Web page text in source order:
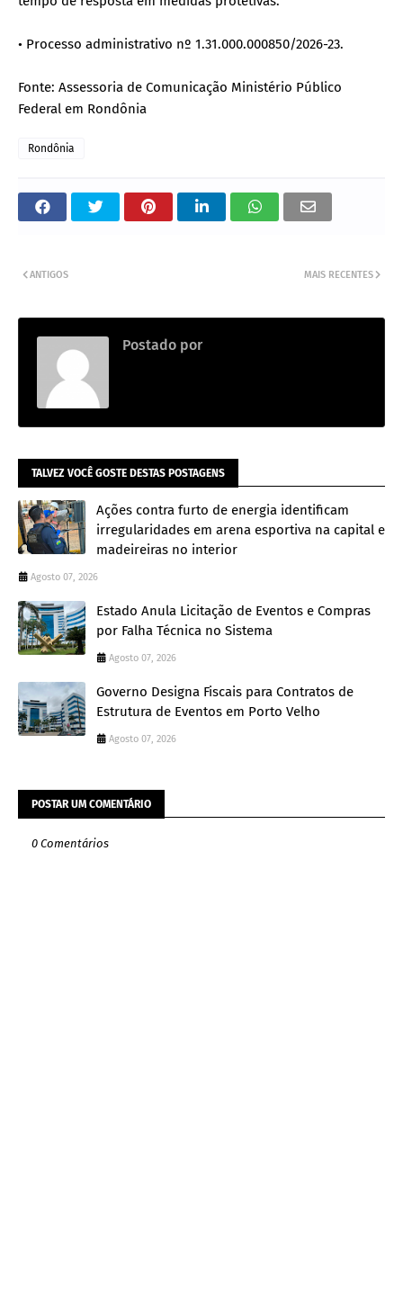
• Processo administrativo nº 1.31.000.000850/2026-23.
Fonte: Assessoria de Comunicação Ministério Público
Federal em Rondônia
Rondônia
MAIS RECENTES
ANTIGOS
Postado por
TALVEZ VOCÊ GOSTE DESTAS POSTAGENS
Ações contra furto de energia identificam
irregularidades em arena esportiva na capital e
madeireiras no interior
Agosto 07, 2026
Estado Anula Licitação de Eventos e Compras
por Falha Técnica no Sistema
Agosto 07, 2026
Governo Designa Fiscais para Contratos de
Estrutura de Eventos em Porto Velho
Agosto 07, 2026
POSTAR UM COMENTÁRIO
0 Comentários